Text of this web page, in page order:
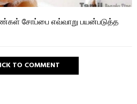
சோப்பை எவ்வாறு பயன்படுத்த
TO COMMENT